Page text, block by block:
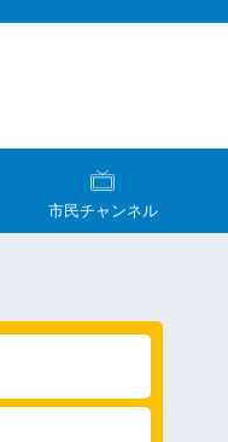
市民チャンネル